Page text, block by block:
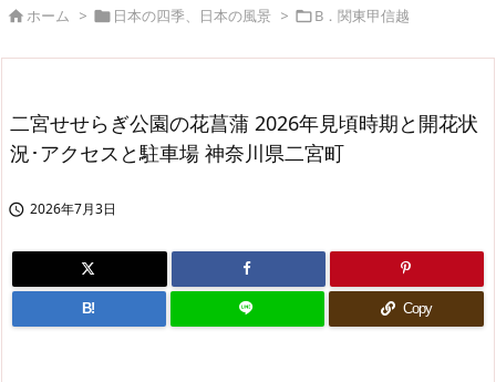
ホーム >  日本の四季、日本の風景 > B．関東甲信越
二宮せせらぎ公園の花菖蒲 2026年見頃時期と開花状
況･アクセスと駐車場 神奈川県二宮町
 2026年7月3日
B! Copy